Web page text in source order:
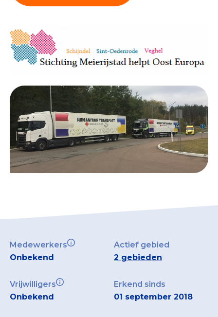
Collecterooster/wervingrooster
Nieuws
Over het CBF
Veelgestelde vragen
Register Erkende Donatieplatformen
Medewerkers
Onbekend
Actief gebied
2 gebieden
Vrijwilligers
Onbekend
Erkend sinds
01 september 2018